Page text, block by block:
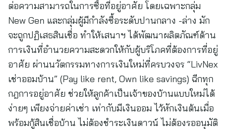
ต่อความสามารถในการซื้อที่อยู่อาศัย โดยเฉพาะกลุ่ม
New Gen และกลุ่มผู้มีกำลังซื้อระดับปานกลาง -ล่าง มัก
จะถูกปฏิเสธสินเชื่อ ทำให้เสนาฯ ได้พัฒนาผลิตภัณฑ์ด้าน
การเงินที่อำนวยความสะดวกให้กับผู้บริโภคที่ต้องการที่อยู่
อาศัย ผ่านนวัตกรรมทางการเงินใหม่ที่ครบวงจร “LivNex
เช่าออมบ้าน” (Pay like rent, Own like savings) ฉีกทุก
กฎการอยู่อาศัย ช่วยให้ลูกค้าเป็นเจ้าของบ้านแบบใหม่ได้
ง่ายๆ เพียงจ่ายค่าเช่า เท่ากับมีเงินออม ไว้หักเงินต้นเมื่อ
พร้อมกู้สินเชื่อบ้าน ไม่ต้องชำระเงินดาวน์ ไม่ต้องรออนุมัติ